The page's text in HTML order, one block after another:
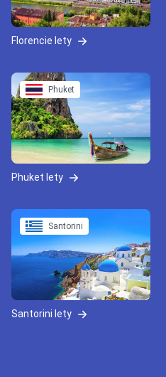
Florencie lety
Phuket
Phuket lety
Santorini
Santorini lety